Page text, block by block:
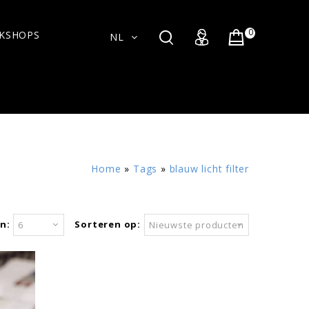
0
NL
Home » Tags » blauw licht filter
Sorteren op: Nieuwste producten
6